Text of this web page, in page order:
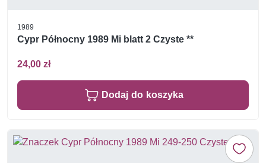
1989
Cypr Północny 1989 Mi blatt 2 Czyste **
24,00 zł
Dodaj do koszyka